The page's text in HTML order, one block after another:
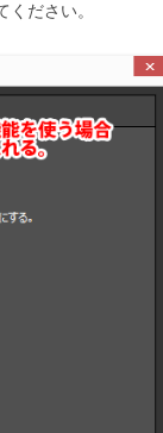
ださい。